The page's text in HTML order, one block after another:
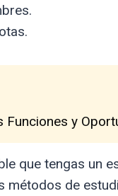
Funciones y
que tengas un
métodos de